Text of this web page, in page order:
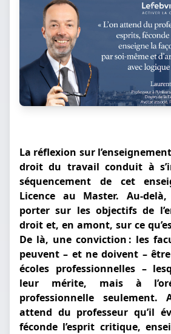
La réflexion sur
droit du travail conduit à
séquencement de cet
Licence au Master. Au-
porter sur les objectifs de
droit et, en amont, sur ce
De là, une conviction : les
peuvent – et ne doivent –
écoles professionnelles –
leur mérite, mais à
professionnelle seulement.
attend du professeur qu’il
féconde l’esprit critique,